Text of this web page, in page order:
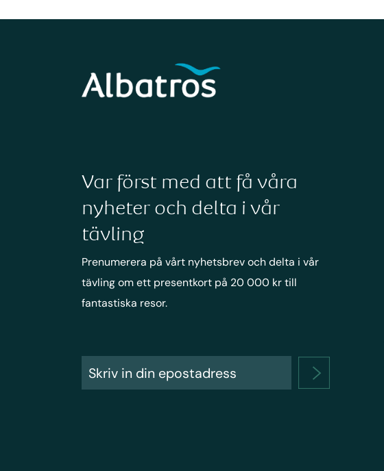
Var först med att få våra
nyheter och delta i vår
tävling
Prenumerera på vårt nyhetsbrev och delta i vår
tävling om ett presentkort på 20 000 kr till
fantastiska resor.